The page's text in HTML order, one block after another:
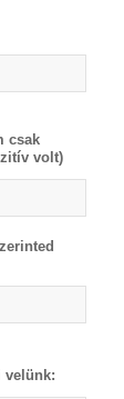
csak
volt)
velünk: